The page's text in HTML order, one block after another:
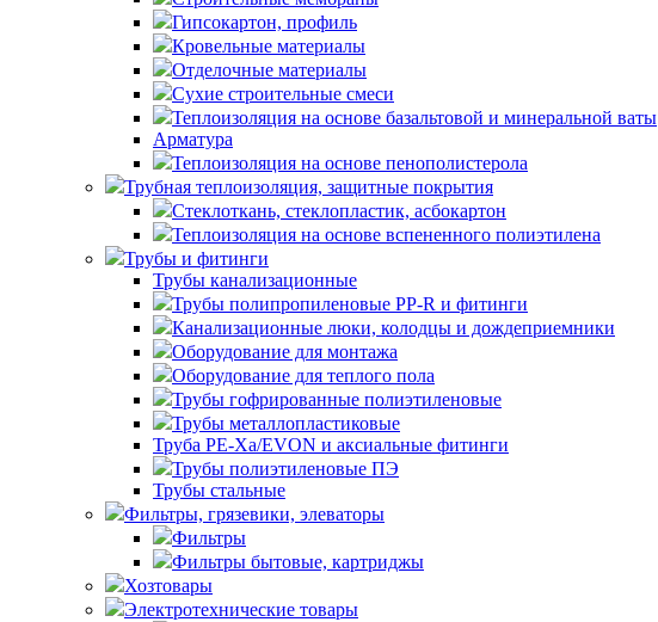
Гипсокартон, профиль
Кровельные материалы
Отделочные материалы
Сухие строительные смеси
Теплоизоляция на основе базальтовой и минеральной ваты
Арматура
Теплоизоляция на основе пенополистерола
Трубная теплоизоляция, защитные покрытия
Стеклоткань, стеклопластик, асбокартон
Теплоизоляция на основе вспененного полиэтилена
Трубы и фитинги
Трубы канализационные
Трубы полипропиленовые PP-R и фитинги
Канализационные люки, колодцы и дождеприемники
Оборудование для монтажа
Оборудование для теплого пола
Трубы гофрированные полиэтиленовые
Трубы металлопластиковые
Труба PE-Xa/EVON и аксиальные фитинги
Трубы полиэтиленовые ПЭ
Трубы стальные
Фильтры, грязевики, элеваторы
Фильтры
Фильтры бытовые, картриджы
Хозтовары
Электротехнические товары